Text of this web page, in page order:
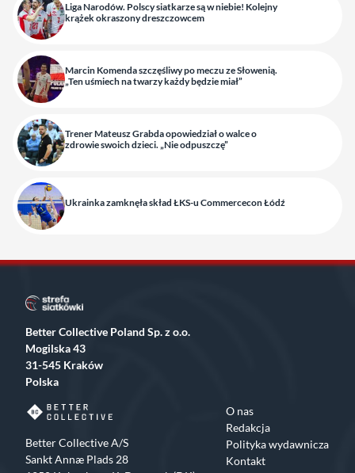
Liga Narodów. Polscy siatkarze są w niebie! Kolejny
krążek okraszony dreszczowcem
Marcin Komenda szczęśliwy po meczu ze Słowenią.
„Ten uśmiech na twarzy każdy będzie miał”
Trener Mateusz Grabda opowiedział o walce o
zdrowie swoich dzieci. „Nie odpuszczę”
Ukrainka zamknęła skład ŁKS-u Commercecon Łódź
Better Collective Poland Sp. z o.o.
Mogilska 43
31-545 Kraków
Polska
Better Collective A/S
Sankt Annæ Plads 28
O nas
Redakcja
Polityka wydawnicza
Kontakt